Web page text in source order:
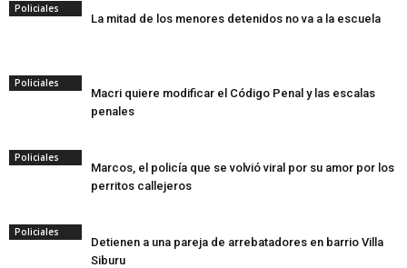
Policiales
La mitad de los menores detenidos no va a la escuela
Policiales
Macri quiere modificar el Código Penal y las escalas
penales
Policiales
Marcos, el policía que se volvió viral por su amor por los
perritos callejeros
Policiales
Detienen a una pareja de arrebatadores en barrio Villa
Siburu